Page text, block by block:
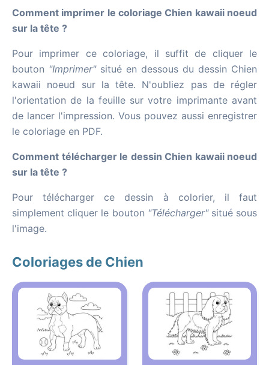
Comment imprimer le coloriage Chien kawaii noeud
sur la tête ?
Pour imprimer ce coloriage, il suffit de cliquer le
bouton "Imprimer"situé en dessous du dessin Chien
kawaii noeud sur la tête. N'oubliez pas de régler
l'orientation de la feuille sur votre imprimante avant
de lancer l'impression. Vous pouvez aussi enregistrer
le coloriage en PDF.
Comment télécharger le dessin Chien kawaii noeud
sur la tête ?
Pour télécharger ce dessin à colorier, il faut
simplement cliquer le bouton "Télécharger"situé sous
l'image.
Coloriages de Chien